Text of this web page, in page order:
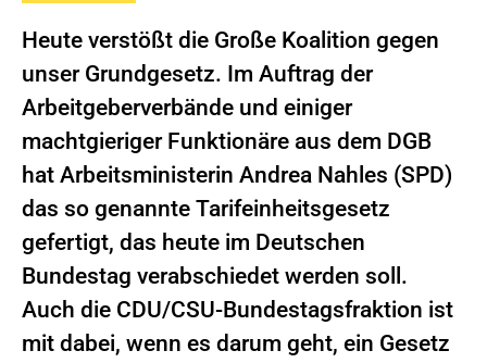
Heute verstößt die Große Koalition gegen
unser Grundgesetz. Im Auftrag der
Arbeitgeberverbände und einiger
machtgieriger Funktionäre aus dem DGB
hat Arbeitsministerin Andrea Nahles (SPD)
das so genannte Tarifeinheitsgesetz
gefertigt, das heute im Deutschen
Bundestag verabschiedet werden soll.
Auch die CDU/CSU-Bundestagsfraktion ist
mit dabei, wenn es darum geht, ein Gesetz